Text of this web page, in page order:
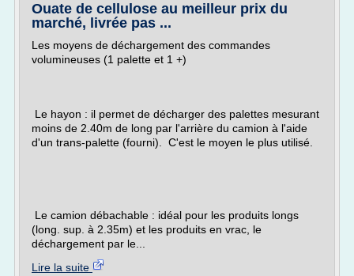
Ouate de cellulose au meilleur prix du
marché, livrée pas ...
Les moyens de déchargement des commandes
volumineuses (1 palette et 1 +)
Le hayon : il permet de décharger des palettes mesurant
moins de 2.40m de long par l'arrière du camion à l'aide
d'un trans-palette (fourni). C'est le moyen le plus utilisé.
Le camion débachable : idéal pour les produits longs
(long. sup. à 2.35m) et les produits en vrac, le
déchargement par le...
Lire la suite